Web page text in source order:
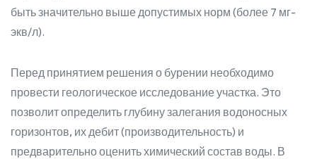
быть значительно выше допустимых норм (более 7 мг-
экв/л).
Перед принятием решения о бурении необходимо
провести геологическое исследование участка. Это
позволит определить глубину залегания водоносных
горизонтов, их дебит (производительность) и
предварительно оценить химический состав воды. В